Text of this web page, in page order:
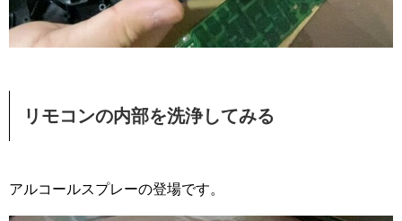
リモコンの内部を洗浄してみる
アルコールスプレーの登場です。